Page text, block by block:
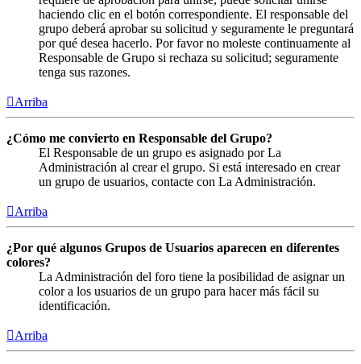
haciendo clic en el botón correspondiente. El responsable del
grupo deberá aprobar su solicitud y seguramente le preguntará
por qué desea hacerlo. Por favor no moleste continuamente al
Responsable de Grupo si rechaza su solicitud; seguramente
tenga sus razones.
Arriba
¿Cómo me convierto en Responsable del Grupo?
El Responsable de un grupo es asignado por La
Administración al crear el grupo. Si está interesado en crear
un grupo de usuarios, contacte con La Administración.
Arriba
¿Por qué algunos Grupos de Usuarios aparecen en diferentes
colores?
La Administración del foro tiene la posibilidad de asignar un
color a los usuarios de un grupo para hacer más fácil su
identificación.
Arriba